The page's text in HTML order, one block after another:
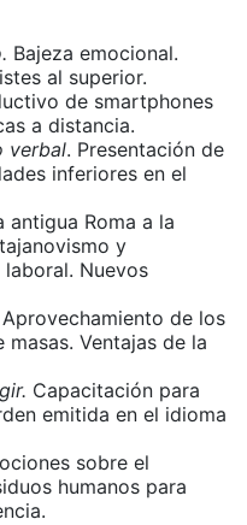
Bajeza emocional.
al superior.
de smartphones
a distancia.
verbal. Presentación de
inferiores en el
antigua Roma a la
y
Nuevos
Aprovechamiento de los
Ventajas de la
Capacitación para
emitida en el idioma
sobre el
humanos para